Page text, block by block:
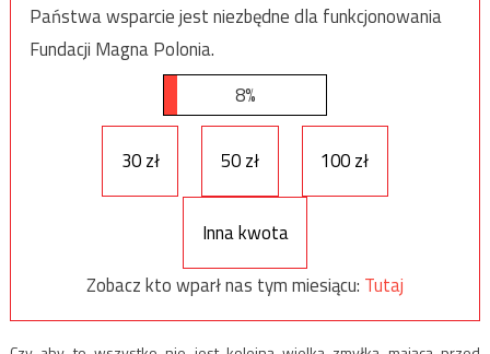
Państwa wsparcie jest niezbędne dla funkcjonowania
Fundacji Magna Polonia.
8%
30 zł 50 zł 100 zł
Inna kwota
Zobacz kto wparł nas tym miesiącu: Tutaj